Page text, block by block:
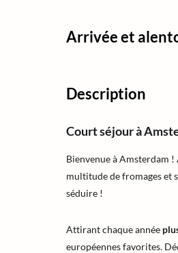
Arrivée et
Description
Court séjour à
Bienvenue à Amsterdam !
multitude de fromages et
séduire !
Attirant chaque année
européennes favorites.